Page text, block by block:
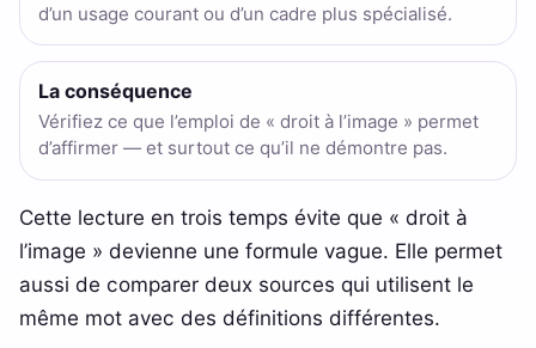
d’un usage courant ou d’un cadre plus spécialisé.
La conséquence
Vérifiez ce que l’emploi de « droit à l’image » permet
d’affirmer — et surtout ce qu’il ne démontre pas.
Cette lecture en trois temps évite que « droit à
l’image » devienne une formule vague. Elle permet
aussi de comparer deux sources qui utilisent le
même mot avec des définitions différentes.